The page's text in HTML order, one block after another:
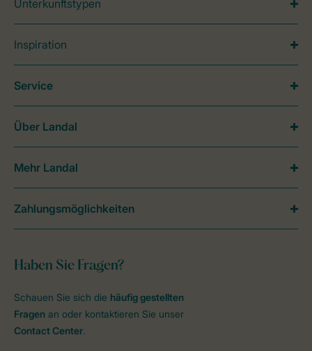
Unterkunftstypen
Inspiration
Haben Sie Fragen?
Schauen Sie sich die häufig gestellten
Fragen an oder kontaktieren Sie unser
Contact Center.
Service
Über Landal
Mehr Landal
Zahlungsmöglichkeiten